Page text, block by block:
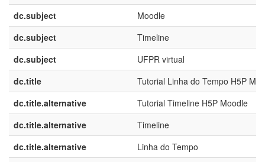
dc.subject
Moodle
dc.subject
Timeline
dc.subject
UFPR virtual
dc.title
Tutorial Linha do Tempo H5P
dc.title.alternative
Tutorial Timeline H5P Moodle
dc.title.alternative
Timeline
dc.title.alternative
Linha do Tempo